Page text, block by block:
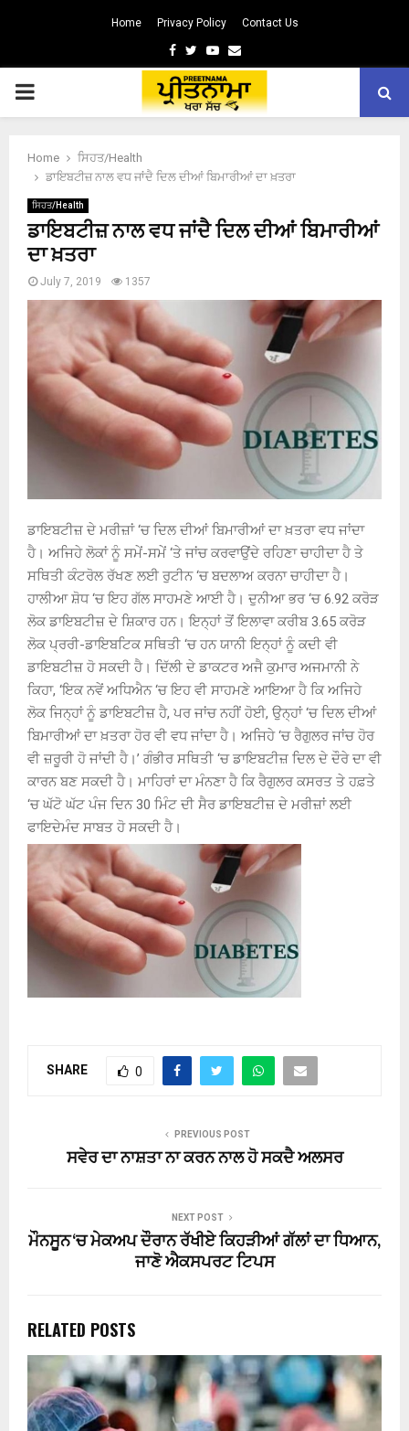
Home Privacy Policy Contact Us
Facebook
TwitterYoutube
Email
PRIMARY
Home
ਸਿਹਤ/Health
ਡਾਇਬਟੀਜ਼ ਨਾਲ ਵਧ ਜਾਂਦੈ ਦਿਲ ਦੀਆਂ ਬਿਮਾਰੀਆਂ ਦਾ ਖ਼ਤਰਾ
ਸਿਹਤ/Health
ਡਾਇਬਟੀਜ਼ ਨਾਲ ਵਧ ਜਾਂਦੈ ਦਿਲ ਦੀਆਂ ਬਿਮਾਰੀਆਂ
ਦਾ ਖ਼ਤਰਾ
July 7, 2019 1357
ਡਾਇਬਟੀਜ਼ ਦੇ ਮਰੀਜ਼ਾਂ ‘ਚ ਦਿਲ ਦੀਆਂ ਬਿਮਾਰੀਆਂ ਦਾ ਖ਼ਤਰਾ ਵਧ ਜਾਂਦਾ
ਹੈ। ਅਜਿਹੇ ਲੋਕਾਂ ਨੂੰ ਸਮੇਂ-ਸਮੇਂ ‘ਤੇ ਜਾਂਚ ਕਰਵਾਉਂਦੇ ਰਹਿਣਾ ਚਾਹੀਦਾ ਹੈ ਤੇ
ਸਥਿਤੀ ਕੰਟਰੋਲ ਰੱਖਣ ਲਈ ਰੁਟੀਨ ‘ਚ ਬਦਲਾਅ ਕਰਨਾ ਚਾਹੀਦਾ ਹੈ।
ਹਾਲੀਆ ਸ਼ੋਧ ‘ਚ ਇਹ ਗੱਲ ਸਾਹਮਣੇ ਆਈ ਹੈ। ਦੁਨੀਆ ਭਰ ‘ਚ 6.92 ਕਰੋੜ
ਲੋਕ ਡਾਇਬਟੀਜ਼ ਦੇ ਸ਼ਿਕਾਰ ਹਨ। ਇਨ੍ਹਾਂ ਤੋਂ ਇਲਾਵਾ ਕਰੀਬ 3.65 ਕਰੋੜ
ਲੋਕ ਪ੍ਰਰੀ-ਡਾਇਬਟਿਕ ਸਥਿਤੀ ‘ਚ ਹਨ ਯਾਨੀ ਇਨ੍ਹਾਂ ਨੂੰ ਕਦੀ ਵੀ
ਡਾਇਬਟੀਜ਼ ਹੋ ਸਕਦੀ ਹੈ। ਦਿੱਲੀ ਦੇ ਡਾਕਟਰ ਅਜੈ ਕੁਮਾਰ ਅਜਮਾਨੀ ਨੇ
ਕਿਹਾ, ‘ਇਕ ਨਵੇਂ ਅਧਿਐਨ ‘ਚ ਇਹ ਵੀ ਸਾਹਮਣੇ ਆਇਆ ਹੈ ਕਿ ਅਜਿਹੇ
ਲੋਕ ਜਿਨ੍ਹਾਂ ਨੂੰ ਡਾਇਬਟੀਜ਼ ਹੈ, ਪਰ ਜਾਂਚ ਨਹੀਂ ਹੋਈ, ਉਨ੍ਹਾਂ ‘ਚ ਦਿਲ ਦੀਆਂ
ਬਿਮਾਰੀਆਂ ਦਾ ਖ਼ਤਰਾ ਹੋਰ ਵੀ ਵਧ ਜਾਂਦਾ ਹੈ। ਅਜਿਹੇ ‘ਚ ਰੈਗੁਲਰ ਜਾਂਚ ਹੋਰ
ਵੀ ਜ਼ਰੂਰੀ ਹੋ ਜਾਂਦੀ ਹੈ।’ ਗੰਭੀਰ ਸਥਿਤੀ ‘ਚ ਡਾਇਬਟੀਜ਼ ਦਿਲ ਦੇ ਦੌਰੇ ਦਾ ਵੀ
ਕਾਰਨ ਬਣ ਸਕਦੀ ਹੈ। ਮਾਹਿਰਾਂ ਦਾ ਮੰਨਣਾ ਹੈ ਕਿ ਰੈਗੁਲਰ ਕਸਰਤ ਤੇ ਹਫ਼ਤੇ
‘ਚ ਘੱਟੋ ਘੱਟ ਪੰਜ ਦਿਨ 30 ਮਿੰਟ ਦੀ ਸੈਰ ਡਾਇਬਟੀਜ਼ ਦੇ ਮਰੀਜ਼ਾਂ ਲਈ
ਫਾਇਦੇਮੰਦ ਸਾਬਤ ਹੋ ਸਕਦੀ ਹੈ।
SHARE 0
PREVIOUS POST
ਸਵੇਰ ਦਾ ਨਾਸ਼ਤਾ ਨਾ ਕਰਨ ਨਾਲ ਹੋ ਸਕਦੈ ਅਲਸਰ
NEXT POST
ਮੌਨਸੂਨ ‘ਚ ਮੇਕਅਪ ਦੌਰਾਨ ਰੱਖੀਏ ਕਿਹੜੀਆਂ ਗੱਲਾਂ ਦਾ ਧਿਆਨ,
ਜਾਣੋ ਐਕਸਪਰਟ ਟਿਪਸ
RELATED POSTS